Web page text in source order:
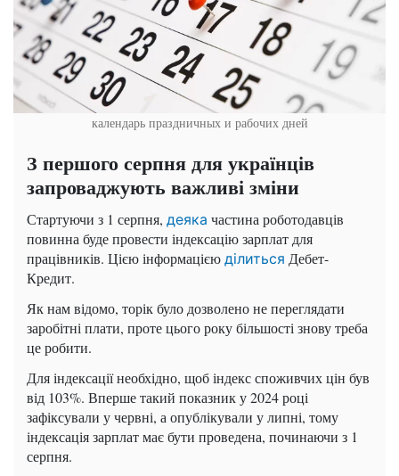
календарь праздничных и рабочих дней
З першого серпня для українців
запроваджують важливі зміни
Стартуючи з 1 серпня, деяка частина роботодавців
повинна буде провести індексацію зарплат для
працівників. Цією інформацією ділиться Дебет-
Кредит.
Як нам відомо, торік було дозволено не переглядати
заробітні плати, проте цього року більшості знову треба
це робити.
Для індексації необхідно, щоб індекс споживчих цін був
від 103%. Вперше такий показник у 2024 році
зафіксували у червні, а опублікували у липні, тому
індексація зарплат має бути проведена, починаючи з 1
серпня.